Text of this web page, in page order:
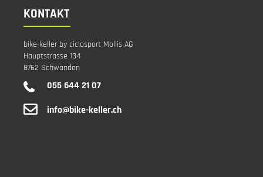
KONTAKT
bike-keller by ciclosport Mollis AG
Hauptstrasse 134
8762 Schwanden
055 644 21 07
info@bike-keller.ch